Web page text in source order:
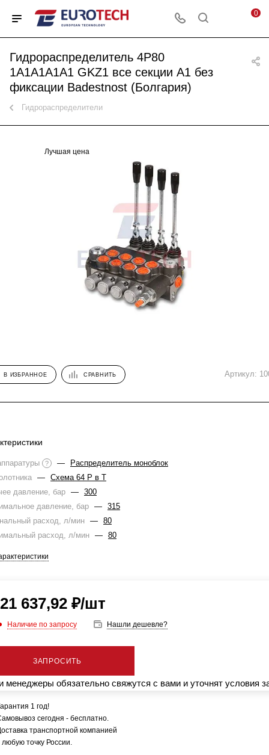
0
Гидрораспределитель 4P80
1A1A1A1A1 GKZ1 все секции A1 без
фиксации Badestnost (Болгария)
Гидрораспределители
Лучшая цена
В ИЗБРАННОЕ СРАВНИТЬ Артикул:
? —
Распределитель моноблок
— Схема 64 Р в Т
давление, бар — 300
давление, бар — 315
расход, л/мин — 80
расход, л/мин — 80
21 637,92 ₽/шт
Наличие по запросу Нашли дешевле?
ЗАПРОСИТЬ
менеджеры обязательно свяжутся с вами и уточнят условия
1 год!
сегодня - бесплатно.
транспортной компанией
любую точку России.